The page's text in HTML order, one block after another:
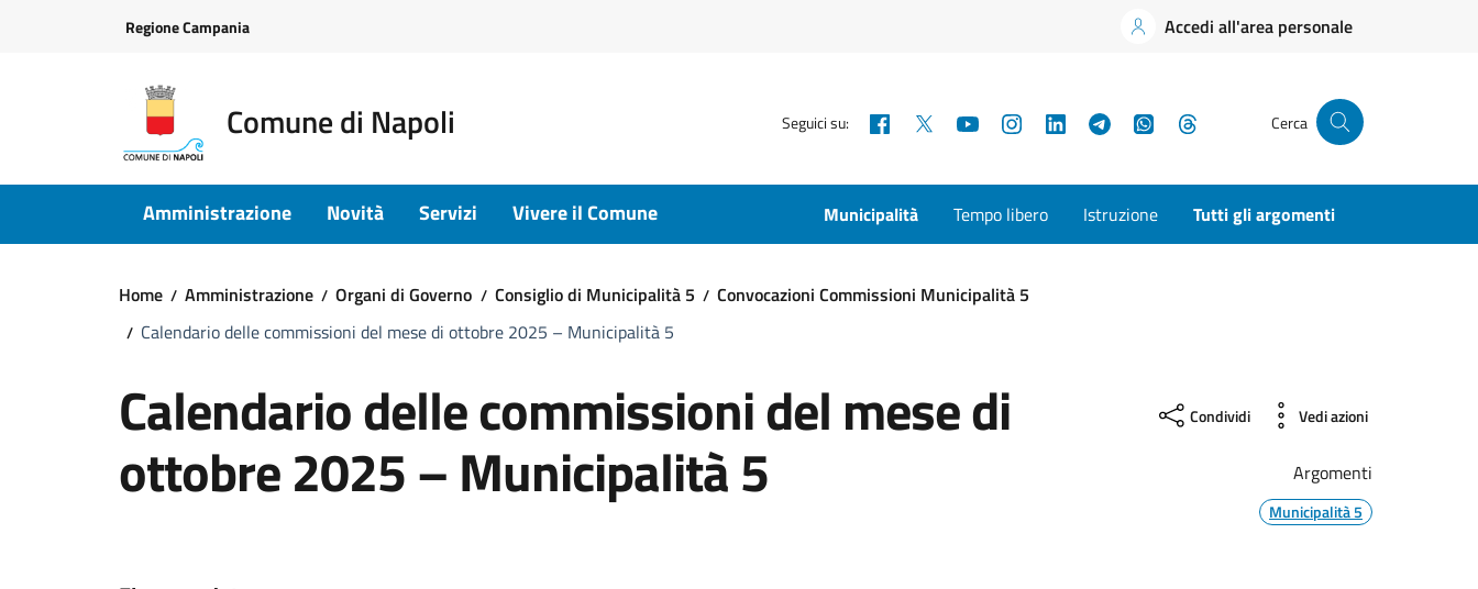
Regione Campania Accedi all'area personale
Comune di Napoli Seguici su: Facebook YouTubeInstagramLinkedInTelegramWhatsApp Cerca
Amministrazione Novità Servizi Vivere il Comune Municipalità Tempo libero Istruzione Tutti gli argomenti
Home Amministrazione Organi di Governo Consiglio di Municipalità 5
Convocazioni Commissioni Municipalità 5
Calendario delle commissioni del mese di ottobre 2025 – Municipalità 5
Calendario delle commissioni del mese di
ottobre 2025 – Municipalità 5
Condividi Vedi azioni
Argomenti
Municipalità 5